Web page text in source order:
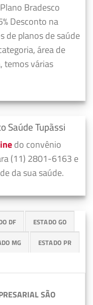
Bradesco
Desconto na
de planos de saúde
área de
temos várias
Saúde Tupãssi
do convênio
(11) 2801-6163 e
da sua saúde.
DF ESTADO GO
MG ESTADO PR
SÃO